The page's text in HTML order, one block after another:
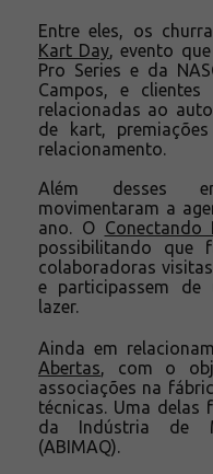
Entre eles, os
Kart Day , evento
Pro Series e da
Campos, e
relacionadas ao
de kart,
relacionamento.
Além desses
movimentaram a
ano. O Conectando
possibilitando que
colaboradoras
e participassem
lazer.
Ainda em
Abertas , com o
associações na
técnicas. Uma delas
da Indústria de
(ABIMAQ).